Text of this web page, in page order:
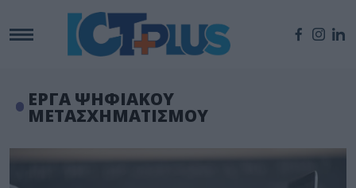
ΕΡΓΑ ΨΗΦΙΑΚΟΥ
ΜΕΤΑΣΧΗΜΑΤΙΣΜΟΥ